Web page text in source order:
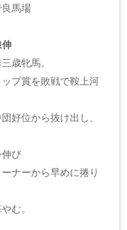
馬場
歳牝馬。
プ賞を敗戦で鞍上河
好位から抜け出し、
び
ナーから早めに捲り
む。